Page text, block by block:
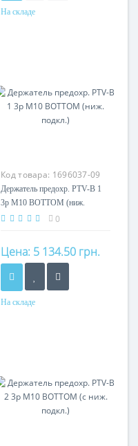
На складе
Код товара: 1696037-09
Держатель предохр. PTV-B 1
3p M10 BOTTOM (ниж.
подкл.)
0
Цена: 5 134.50 грн.
На складе